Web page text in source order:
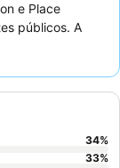
e Place
públicos. A
e atencioso
uma
solicitar um
34%
33%